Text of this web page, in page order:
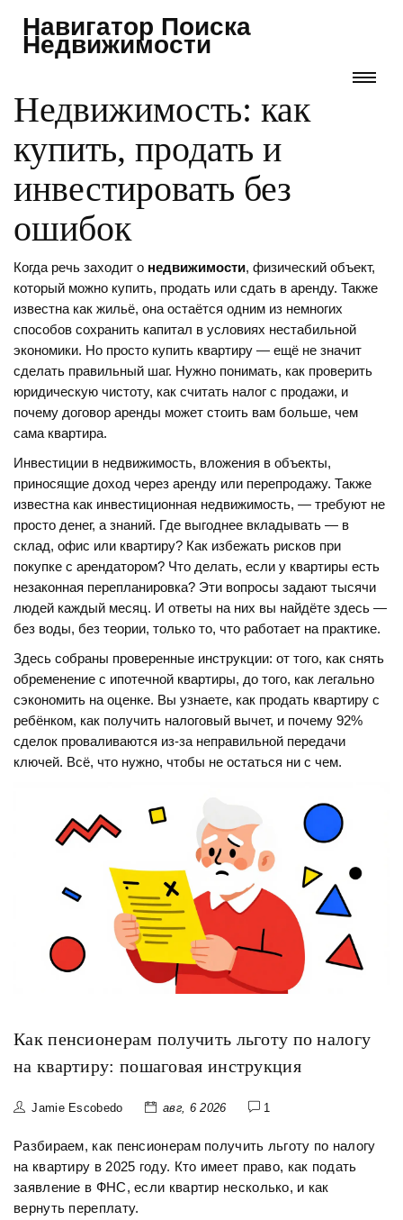
Навигатор Поиска
Недвижимости
Недвижимость: как
купить, продать и
инвестировать без
ошибок
Когда речь заходит о недвижимости, физический объект,
который можно купить, продать или сдать в аренду. Также
известна как жильё, она остаётся одним из немногих
способов сохранить капитал в условиях нестабильной
экономики. Но просто купить квартиру — ещё не значит
сделать правильный шаг. Нужно понимать, как проверить
юридическую чистоту, как считать налог с продажи, и
почему договор аренды может стоить вам больше, чем
сама квартира.
Инвестиции в недвижимость, вложения в объекты,
приносящие доход через аренду или перепродажу. Также
известна как инвестиционная недвижимость, — требуют не
просто денег, а знаний. Где выгоднее вкладывать — в
склад, офис или квартиру? Как избежать рисков при
покупке с арендатором? Что делать, если у квартиры есть
незаконная перепланировка? Эти вопросы задают тысячи
людей каждый месяц. И ответы на них вы найдёте здесь —
без воды, без теории, только то, что работает на практике.
Здесь собраны проверенные инструкции: от того, как снять
обременение с ипотечной квартиры, до того, как легально
сэкономить на оценке. Вы узнаете, как продать квартиру с
ребёнком, как получить налоговый вычет, и почему 92%
сделок проваливаются из-за неправильной передачи
ключей. Всё, что нужно, чтобы не остаться ни с чем.
Как пенсионерам получить льготу по налогу
на квартиру: пошаговая инструкция
Jamie Escobedo авг, 6 2026 1
Разбираем, как пенсионерам получить льготу по налогу
на квартиру в 2025 году. Кто имеет право, как подать
заявление в ФНС, если квартир несколько, и как
вернуть переплату.